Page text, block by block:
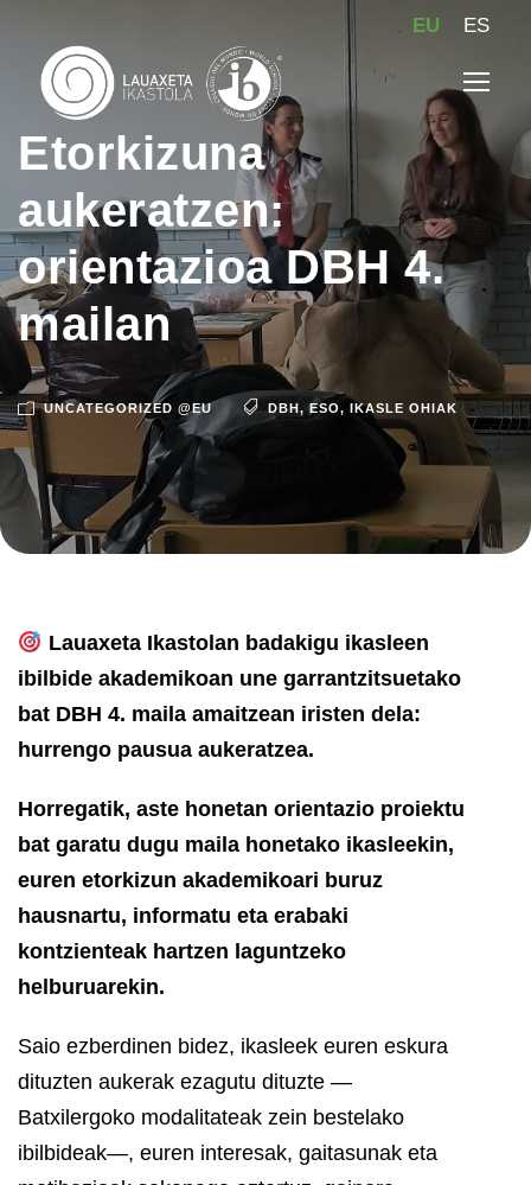
EU ES
Etorkizuna
aukeratzen:
orientazioa DBH 4.
mailan
UNCATEGORIZED @EU DBH, ESO, IKASLE OHIAK
Lauaxeta Ikastolan badakigu ikasleen
ibilbide akademikoan une garrantzitsuetako
bat DBH 4. maila amaitzean iristen dela:
hurrengo pausua aukeratzea.
Horregatik, aste honetan orientazio proiektu
bat garatu dugu maila honetako ikasleekin,
euren etorkizun akademikoari buruz
hausnartu, informatu eta erabaki
kontzienteak hartzen laguntzeko
helburuarekin.
Saio ezberdinen bidez, ikasleek euren eskura
dituzten aukerak ezagutu dituzte —
Batxilergoko modalitateak zein bestelako
ibilbideak—, euren interesak, gaitasunak eta